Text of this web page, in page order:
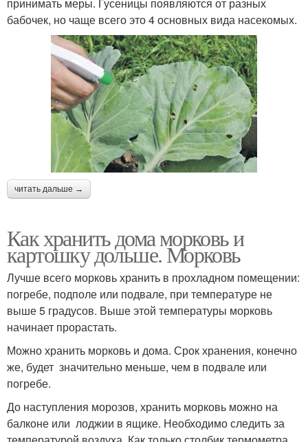
принимать меры. Гусеницы появляются от разных
бабочек, но чаще всего это 4 основных вида насекомых.
читать дальше →
Как хранить дома морковь и
картошку дольше. Морковь
Лучше всего морковь хранить в прохладном помещении:
погребе, подполе или подвале, при температуре не
выше 5 градусов. Выше этой температуры морковь
начинает прорастать.
Можно хранить морковь и дома. Срок хранения, конечно
же, будет значительно меньше, чем в подвале или
погребе.
До наступления морозов, хранить морковь можно на
балконе или лоджии в ящике. Необходимо следить за